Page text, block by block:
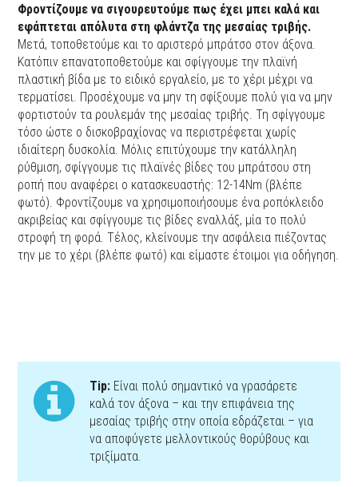
Φροντίζουμε να σιγουρευτούμε πως έχει μπει καλά και
εφάπτεται απόλυτα στη φλάντζα της μεσαίας τριβής.
Μετά, τοποθετούμε και το αριστερό μπράτσο στον άξονα.
Κατόπιν επανατοποθετούμε και σφίγγουμε την πλαϊνή
πλαστική βίδα με το ειδικό εργαλείο, με το χέρι μέχρι να
τερματίσει. Προσέχουμε να μην τη σφίξουμε πολύ για να μην
φορτιστούν τα ρουλεμάν της μεσαίας τριβής. Τη σφίγγουμε
τόσο ώστε ο δισκοβραχίονας να περιστρέφεται χωρίς
ιδιαίτερη δυσκολία. Μόλις επιτύχουμε την κατάλληλη
ρύθμιση, σφίγγουμε τις πλαϊνές βίδες του μπράτσου στη
ροπή που αναφέρει ο κατασκευαστής: 12-14Νm (βλέπε
φωτό). Φροντίζουμε να χρησιμοποιήσουμε ένα ροπόκλειδο
ακριβείας και σφίγγουμε τις βίδες εναλλάξ, μία το πολύ
στροφή τη φορά. Τέλος, κλείνουμε την ασφάλεια πιέζοντας
την με το χέρι (βλέπε φωτό) και είμαστε έτοιμοι για οδήγηση.
Tip: Είναι πολύ σημαντικό να γρασάρετε
καλά τον άξονα – και την επιφάνεια της
μεσαίας τριβής στην οποία εδράζεται – για
να αποφύγετε μελλοντικούς θορύβους και
τριξίματα.